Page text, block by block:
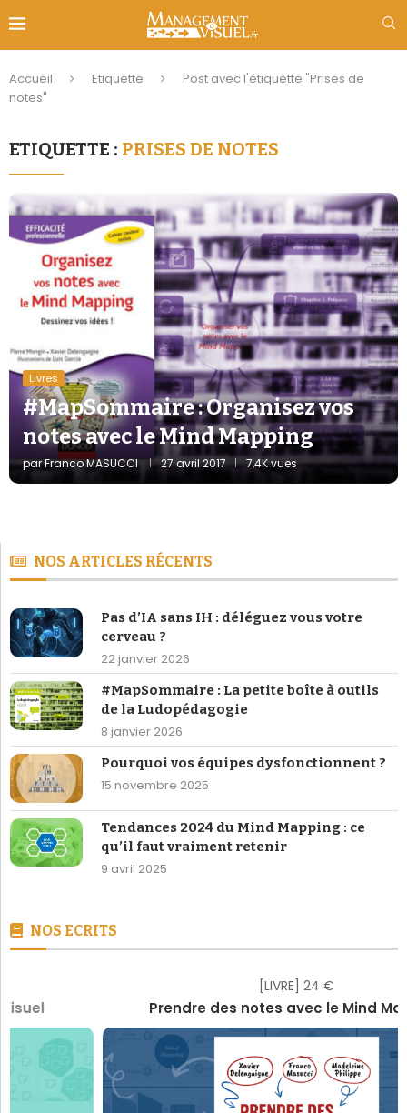
Accueil Etiquette
Post avec l'étiquette "Prises de
notes"
ETIQUETTE : PRISES DE NOTES
Livres
#MapSommaire : Organisez vos
notes avec le Mind Mapping
parFranco MASUCCI 27 avril 2017 7,4K vues
NOS ARTICLES RÉCENTS
Pas d’IA sans IH : déléguez vous votre
cerveau ?
22 janvier 2026
#MapSommaire : La petite boîte à outils
de la Ludopédagogie
8 janvier 2026
Pourquoi vos équipes dysfonctionnent ?
15 novembre 2025
Tendances 2024 du Mind Mapping : ce
qu’il faut vraiment retenir
9 avril 2025
NOS ECRITS
[LIVRE] 24 €
Prendre des notes avec le Mind Mapping